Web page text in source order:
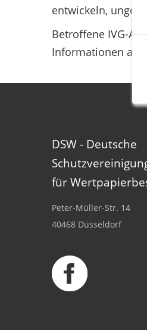
entwickeln,
Betroffene IVG-
Informationen
DSW - Deutsche
für
Peter-Müller-Str. 14
40468 Düsseldorf